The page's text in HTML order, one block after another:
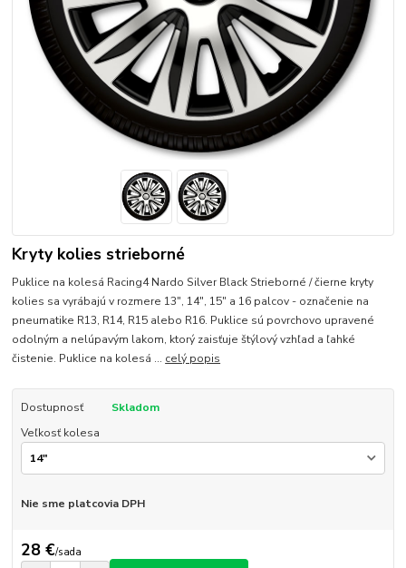
Kryty kolies strieborné
Puklice na kolesá Racing4 Nardo Silver Black Strieborné / čierne kryty
kolies sa vyrábajú v rozmere 13", 14", 15" a 16 palcov - označenie na
pneumatike R13, R14, R15 alebo R16. Puklice sú povrchovo upravené
odolným a nelúpavým lakom, ktorý zaisťuje štýlový vzhľad a ľahké
čistenie. Puklice na kolesá ... celý popis
Dostupnosť
Skladom
Veľkosť kolesa
Nie sme platcovia DPH
28 €/sada